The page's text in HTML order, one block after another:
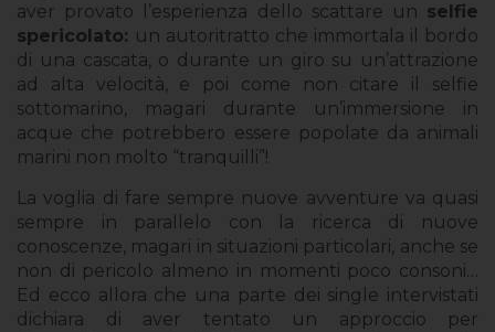
aver provato l’esperienza dello scattare un selfie
spericolato: un autoritratto che immortala il bordo
di una cascata, o durante un giro su un’attrazione
ad alta velocità, e poi come non citare il selfie
sottomarino, magari durante un’immersione in
acque che potrebbero essere popolate da animali
marini non molto “tranquilli”!
La voglia di fare sempre nuove avventure va quasi
sempre in parallelo con la ricerca di nuove
conoscenze, magari in situazioni particolari, anche se
non di pericolo almeno in momenti poco consoni…
Ed ecco allora che una parte dei single intervistati
dichiara di aver tentato un approccio per